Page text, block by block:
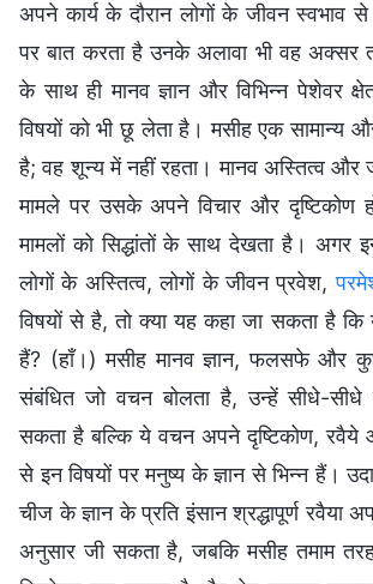
अपने कार्य के दौरान लोगों के जीवन स्वभाव
पर बात करता है उनके अलावा भी वह अक्सर
के साथ ही मानव ज्ञान और विभिन्न पेशेवर
विषयों को भी छू लेता है। मसीह एक सामान्य और
है; वह शून्य में नहीं रहता। मानव अस्तित्व और
मामले पर उसके अपने विचार और दृष्टिकोण
मामलों को सिद्धांतों के साथ देखता है। अगर
लोगों के अस्तित्व, लोगों के जीवन प्रवेश,
विषयों से है, तो क्या यह कहा जा सकता है कि
हैं? (हाँ।) मसीह मानव ज्ञान, फलसफे और
संबंधित जो वचन बोलता है, उन्हें सीधे-सीधे
सकता है बल्कि ये वचन अपने दृष्टिकोण, रवैये
से इन विषयों पर मनुष्य के ज्ञान से भिन्न हैं।
चीज के ज्ञान के प्रति इंसान श्रद्धापूर्ण रवैया
अनुसार जी सकता है, जबकि मसीह तमाम